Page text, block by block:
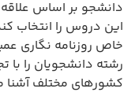
دانشجو بر اساس
این دروس را انتخاب
خاص روزنامه نگاری
رشته دانشجویان را با
کشورهای مختلف آشنا